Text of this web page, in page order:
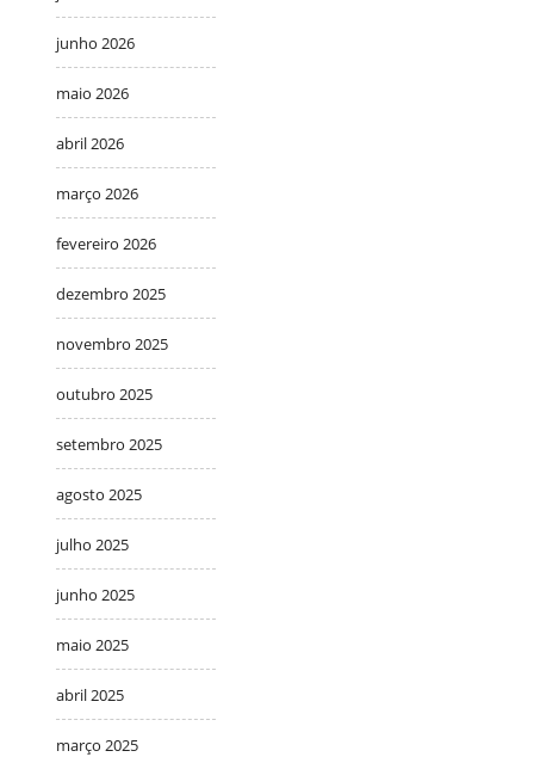
junho 2026
maio 2026
abril 2026
março 2026
fevereiro 2026
dezembro 2025
novembro 2025
outubro 2025
setembro 2025
agosto 2025
julho 2025
junho 2025
maio 2025
abril 2025
março 2025